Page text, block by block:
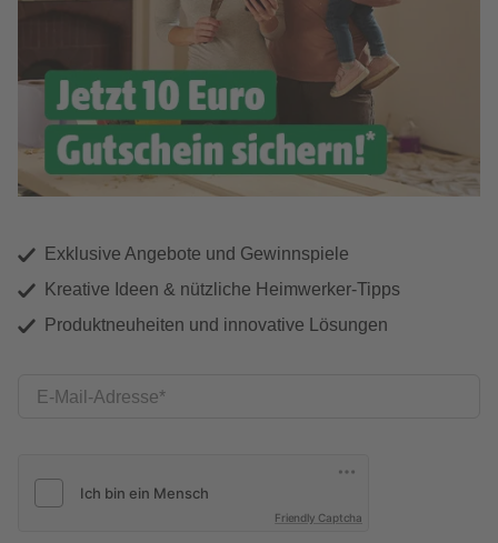
Exklusive Angebote und Gewinnspiele
Kreative Ideen & nützliche Heimwerker-Tipps
Produktneuheiten und innovative Lösungen
E-Mail-Adresse
Friendly Captcha